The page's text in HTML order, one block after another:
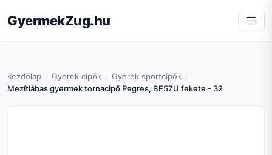
GyermekZug.hu
Kezdőlap Gyerek cipők
Gyerek sportcipők
Mezítlábas gyermek tornacipő Pegres, BF57U fekete - 32